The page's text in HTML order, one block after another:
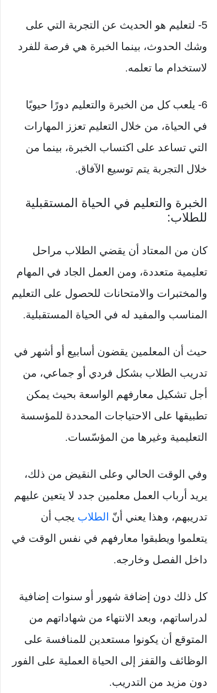
5- لتعليم هو الحديث عن التجربة التي على
وشك الحدوث، بينما الخبرة هي فرصة للفرد
لاستخدام ما تعلمه.
6- يلعب كل من الخبرة والتعليم دورًا حيويًا
في الحياة، من خلال التعليم تعزز المهارات
التي تساعد على اكتساب الخبرة، بينما من
خلال التجربة يتم توسيع الآفاق.
الخبرة والتعليم في الحياة المستقبلية
للطلاب:
كان من المعتاد أن يقضي الطلاب مراحل
تعليمية متعددة، ومن العمل الجاد في المهام
والمختبرات والامتحانات للحصول على التعليم
المناسب والمفيد له في الحياة المستقبلية.
حيث أن المعلمين يقضون أسابيع أو أشهر في
تدريب الطلاب بشكل فردي أو جماعي، من
أجل تشكيل معارفهم الواسعة بحيث يمكن
تطبيقها على الاحتياجات المحددة للمؤسسة
التعليمية وغيرها من المؤسّسات.
وفي الوقت الحالي وعلى النقيض من ذلك،
يريد أرباب العمل معلمين جدد لا يتعين عليهم
تدريبهم، وهذا يعني أنّ الطلاب يجب أن
يتعلموا ويطبقوا معارفهم في نفس الوقت في
داخل الفصل وخارجه.
كل ذلك دون إضافة شهور أو سنوات إضافية
لدراساتهم، وبعد الانتهاء من شهاداتهم من
المتوقع أن يكونوا مستعدين للمنافسة على
الوظائف والقفز إلى الحياة العملية على الفور
دون مزيد من التدريب.